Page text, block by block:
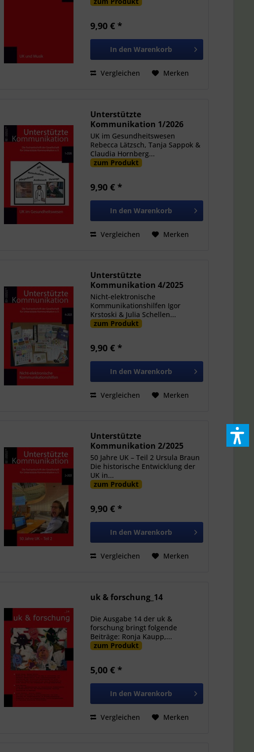
9,90 € *
In den Warenkorb
Vergleichen Merken
Unterstützte
Kommunikation 1/2026
UK im Gesundheitswesen
Rebecca Lätzsch, Tanja Sappok &
Claudia Hornberg...
zum Produkt
9,90 € *
In den Warenkorb
Vergleichen Merken
Unterstützte
Kommunikation 4/2025
Nicht-elektronische
Kommunikationshilfen Igor
Krstoski & Julia Schellen...
zum Produkt
9,90 € *
In den Warenkorb
Vergleichen Merken
Unterstützte
Kommunikation 2/2025
50 Jahre UK – Teil 2 Ursula Braun
Die historische Entwicklung der
UK in...
zum Produkt
9,90 € *
In den Warenkorb
Vergleichen Merken
uk & forschung_14
Die Ausgabe 14 der uk &
forschung bringt folgende
Beiträge: Ronja Kaupp,...
zum Produkt
5,00 € *
In den Warenkorb
Vergleichen Merken